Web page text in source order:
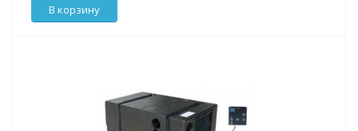
В корзину